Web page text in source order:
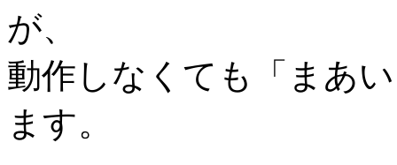
が、
動作しなくても「まあ
ます。